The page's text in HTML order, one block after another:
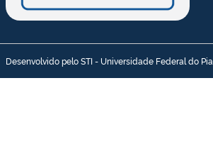
Desenvolvido pelo STI - Universidade Federal do